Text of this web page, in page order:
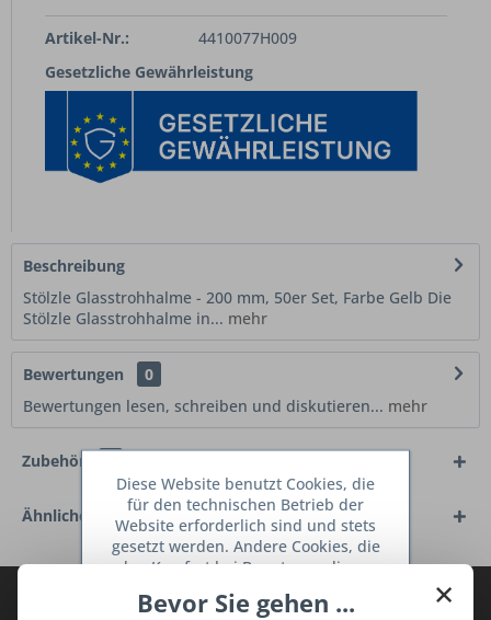
Artikel-Nr.:
4410077H009
Gesetzliche Gewährleistung
Beschreibung
Stölzle Glasstrohhalme - 200 mm, 50er Set, Farbe Gelb Die
Stölzle Glasstrohhalme in... mehr
Bewertungen
0
Bewertungen lesen, schreiben und diskutieren... mehr
Zubehör
Ähnliche Artikel
Abonnieren Sie den kostenlosen Deine
×
Bevor Sie gehen ...
Diese Website benutzt Cookies, die
für den technischen Betrieb der
Website erforderlich sind und stets
gesetzt werden. Andere Cookies, die
den Komfort bei Benutzung dieser
dienen oder die Interaktion mit